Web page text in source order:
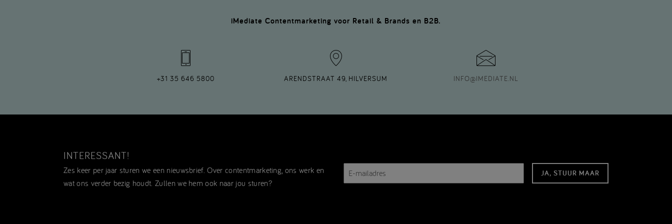
iMediate Contentmarketing voor Retail & Brands en B2B.
+31 35 646 5800 ARENDSTRAAT 49, HILVERSUM INFO@IMEDIATE.NL
INTERESSANT!
Zes keer per jaar sturen we een nieuwsbrief. Over contentmarketing, ons werk en
wat ons verder bezig houdt. Zullen we hem ook naar jou sturen?
E-
mailadres